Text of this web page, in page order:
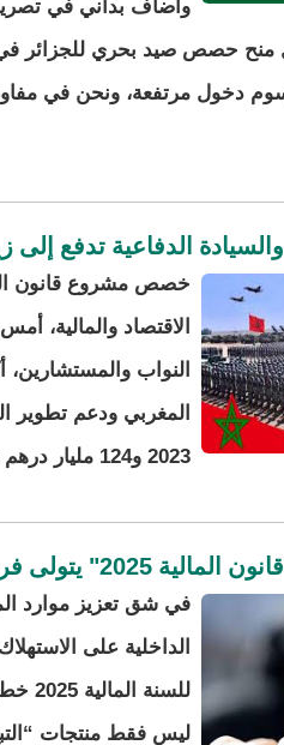
وأضاف بداني في
منح حصص صيد بحري للجزائر في
دخول مرتفعة، ونحن في
والسيادة الدفاعية تدفع
الاقتصاد
2023 و124 مليار درهم في سنة 2024.
ضرائب جديدة على المدخنين
في شق تعزيز موارد
الداخلية على
ليس فقط منتجات